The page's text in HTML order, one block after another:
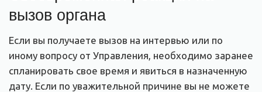
вызов органа
Если вы получаете вызов на интервью или по
иному вопросу от Управления, необходимо заранее
спланировать свое время и явиться в назначенную
дату. Если по уважительной причине вы не можете